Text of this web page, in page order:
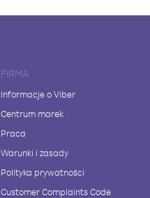
FIRMA
Informacje o Viber
Centrum marek
Praca
Warunki i zasady
Polityka prywatności
Customer Complaints Code